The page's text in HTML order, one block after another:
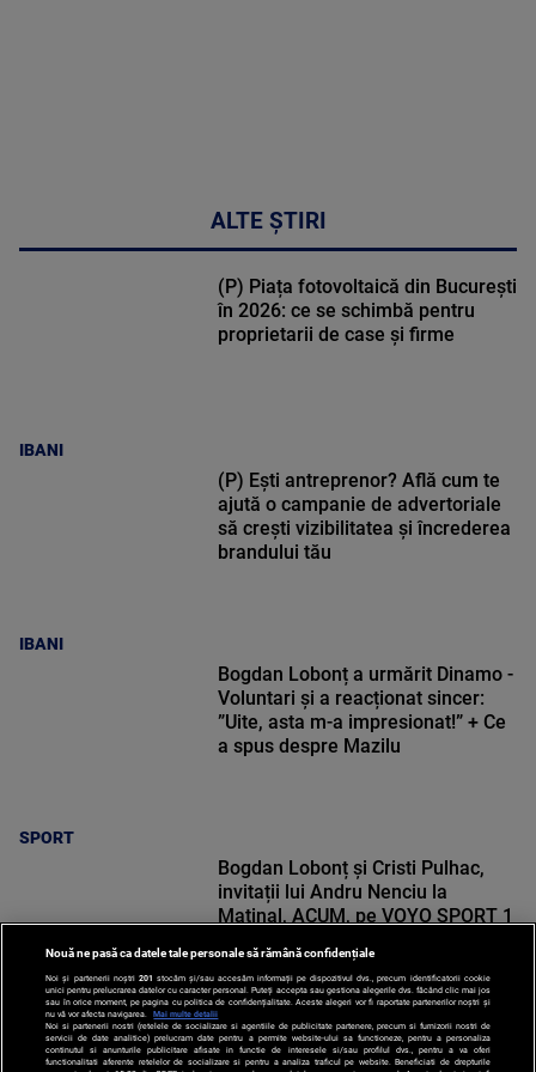
ALTE ȘTIRI
IBANI
(P) Piața fotovoltaică din București
în 2026: ce se schimbă pentru
proprietarii de case și firme
IBANI
(P) Ești antreprenor? Află cum te
ajută o campanie de advertoriale
să crești vizibilitatea și încrederea
brandului tău
SPORT
Bogdan Lobonț a urmărit Dinamo -
Voluntari și a reacționat sincer:
”Uite, asta m-a impresionat!” + Ce
a spus despre Mazilu
SPORT
Bogdan Lobonț și Cristi Pulhac,
invitații lui Andru Nenciu la
Matinal, ACUM, pe VOYO SPORT 1
Nouă ne pasă ca datele tale personale să rămână confidențiale
Noi și partenerii noștri 201 stocăm și/sau accesăm informații pe dispozitivul dvs., precum identificatorii cookie
unici pentru prelucrarea datelor cu caracter personal. Puteți accepta sau gestiona alegerile dvs. făcând clic mai jos
sau în orice moment, pe pagina cu politica de confidențialitate. Aceste alegeri vor fi raportate partenerilor noștri și
nu vă vor afecta navigarea.
Mai multe detalii
Noi si partenerii nostri (retelele de socializare si agentiile de publicitate partenere, precum si furnizorii nostri de
servicii de date analitice) prelucram date pentru a permite website-ului sa functioneze, pentru a personaliza
continutul si anunturile publicitare afisate in functie de interesele si/sau profilul dvs., pentru a va oferi
functionalitati aferente retelelor de socializare si pentru a analiza traficul pe website. Beneficiati de drepturile